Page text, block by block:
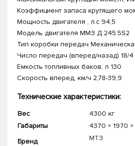
Коэффициент запаса крутящего
Мощность двигателя , л.с 94,5
Модель двигателя ММЗ Д 245.5S2
Тип коробки передач
Число передач (вперед/назад) 18/4
Емкость топливных баков, л 130
Скорость вперед, км/ч 2,78-39,9
Технические характеристики:
Вес
4300 кг
Габариты
4370 × 1970
Бренд
МТЗ